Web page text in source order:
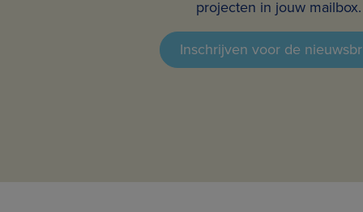
projecten in jouw mailbox.
Inschrijven voor de